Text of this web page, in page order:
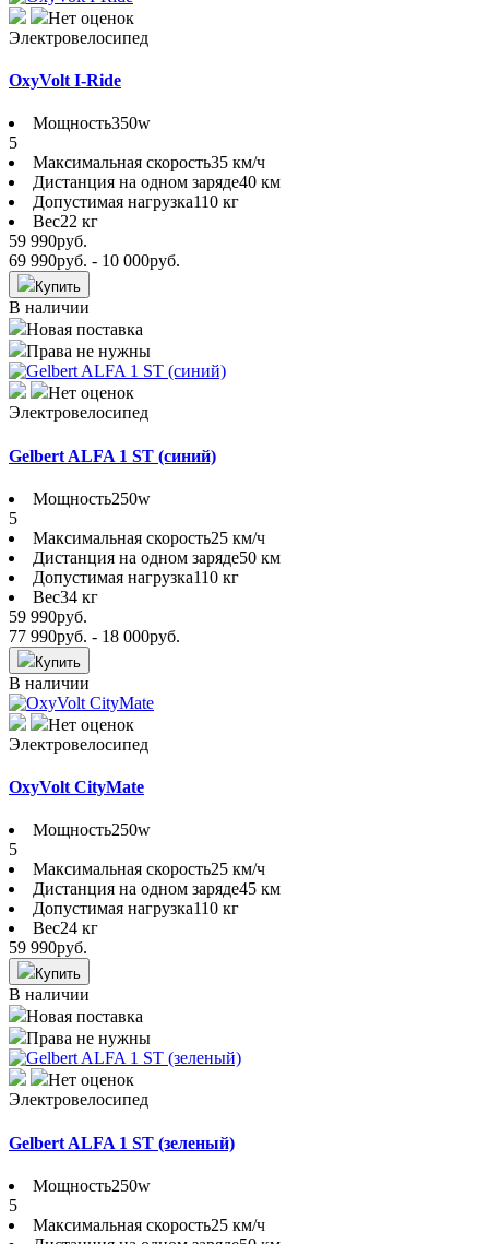
Нет оценок
Электровелосипед
OxyVolt I-Ride
Мощность350w
5
Максимальная скорость35 км/ч
Дистанция на одном заряде40 км
Допустимая нагрузка110 кг
Вес22 кг
59 990руб.
69 990руб. - 10 000руб.
Купить
В наличии
Новая поставка
Права не нужны
Нет оценок
Электровелосипед
Gelbert ALFA 1 ST (синий)
Мощность250w
5
Максимальная скорость25 км/ч
Дистанция на одном заряде50 км
Допустимая нагрузка110 кг
Вес34 кг
59 990руб.
77 990руб. - 18 000руб.
Купить
В наличии
Нет оценок
Электровелосипед
OxyVolt CityMate
Мощность250w
5
Максимальная скорость25 км/ч
Дистанция на одном заряде45 км
Допустимая нагрузка110 кг
Вес24 кг
59 990руб.
Купить
В наличии
Новая поставка
Права не нужны
Нет оценок
Электровелосипед
Gelbert ALFA 1 ST (зеленый)
Мощность250w
5
Максимальная скорость25 км/ч